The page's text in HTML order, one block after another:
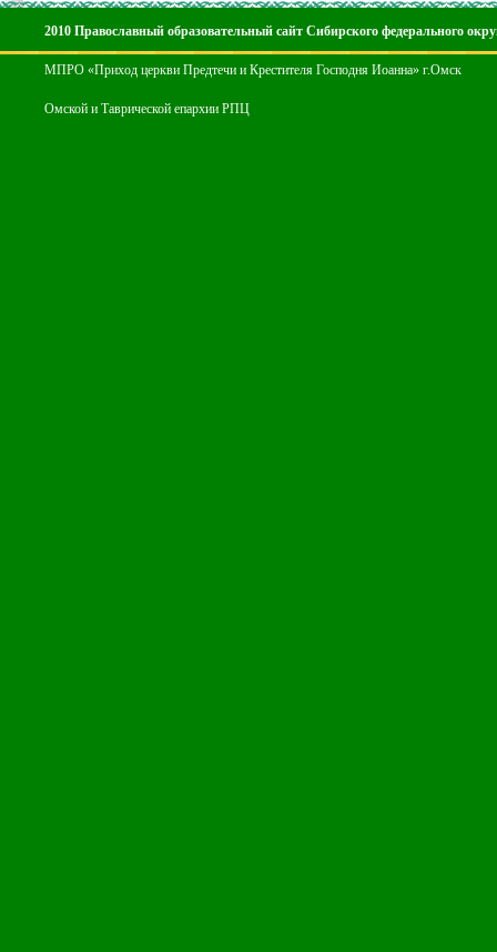
2010 Православный образовательный сайт Сибирского федерального
МПРО «Приход церкви Предтечи и Крестителя Господня Иоанна» г.Омск
Омской и Таврической епархии РПЦ